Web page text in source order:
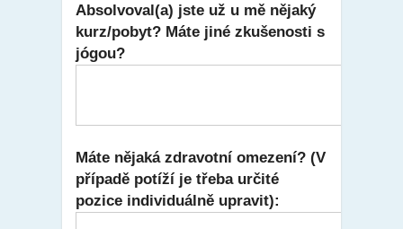
Absolvoval(a) jste už u mě nějaký
kurz/pobyt? Máte jiné zkušenosti s
jógou?
Máte nějaká zdravotní omezení? (V
případě potíží je třeba určité
pozice individuálně upravit):